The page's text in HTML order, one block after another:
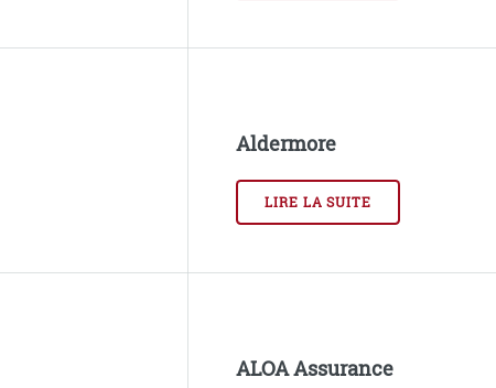
Aldermore
LIRE LA SUITE
ALOA Assurance